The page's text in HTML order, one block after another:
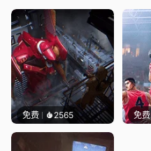
免费 2565 免费